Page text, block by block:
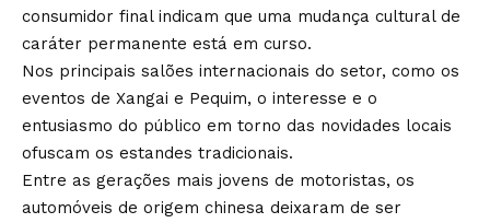
consumidor final indicam que uma mudança cultural de
caráter permanente está em curso.
Nos principais salões internacionais do setor, como os
eventos de Xangai e Pequim, o interesse e o
entusiasmo do público em torno das novidades locais
ofuscam os estandes tradicionais.
Entre as gerações mais jovens de motoristas, os
automóveis de origem chinesa deixaram de ser